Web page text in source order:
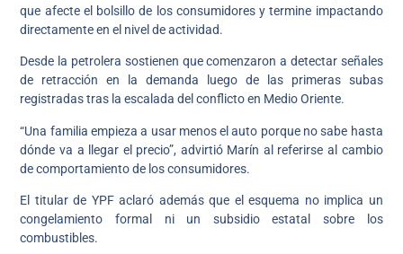
que afecte el bolsillo de los consumidores y termine impactando
directamente en el nivel de actividad.
Desde la petrolera sostienen que comenzaron a detectar señales
de retracción en la demanda luego de las primeras subas
registradas tras la escalada del conflicto en Medio Oriente.
“Una familia empieza a usar menos el auto porque no sabe hasta
dónde va a llegar el precio”, advirtió Marín al referirse al cambio
de comportamiento de los consumidores.
El titular de YPF aclaró además que el esquema no implica un
congelamiento formal ni un subsidio estatal sobre los
combustibles.